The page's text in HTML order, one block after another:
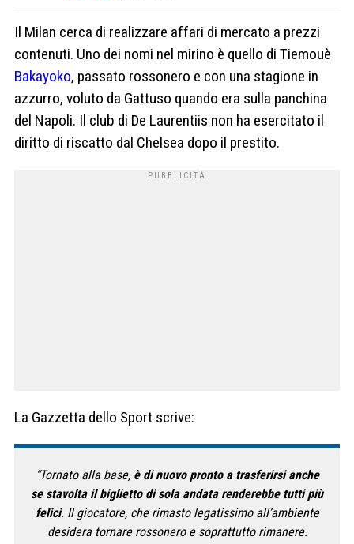
Il Milan cerca di realizzare affari di mercato a prezzi
contenuti. Uno dei nomi nel mirino è quello di Tiemouè
Bakayoko, passato rossonero e con una stagione in
azzurro, voluto da Gattuso quando era sulla panchina
del Napoli. Il club di De Laurentiis non ha esercitato il
diritto di riscatto dal Chelsea dopo il prestito.
La Gazzetta dello Sport scrive:
“Tornato alla base, è di nuovo pronto a trasferirsi anche
se stavolta il biglietto di sola andata renderebbe tutti più
felici. Il giocatore, che rimasto legatissimo all’ambiente
desidera tornare rossonero e soprattutto rimanere.